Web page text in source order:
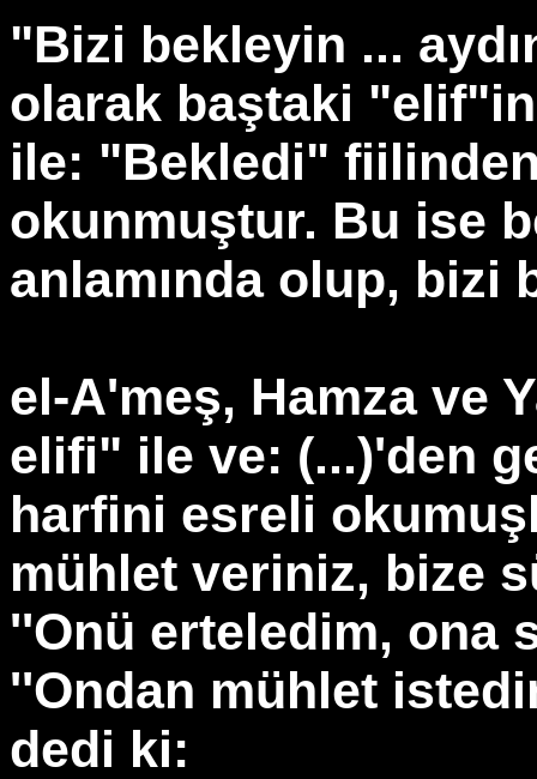
"Bizi bekleyin ...
olarak baştaki
ile: "Bekledi"
okunmuştur. Bu ise
anlamında olup, bizi
el-A'meş, Hamza ve
elifi" ile ve: (...)'den
harfini esreli
mühlet veriniz, bize
''Onü erteledim, ona
''Ondan mühlet
dedi ki: